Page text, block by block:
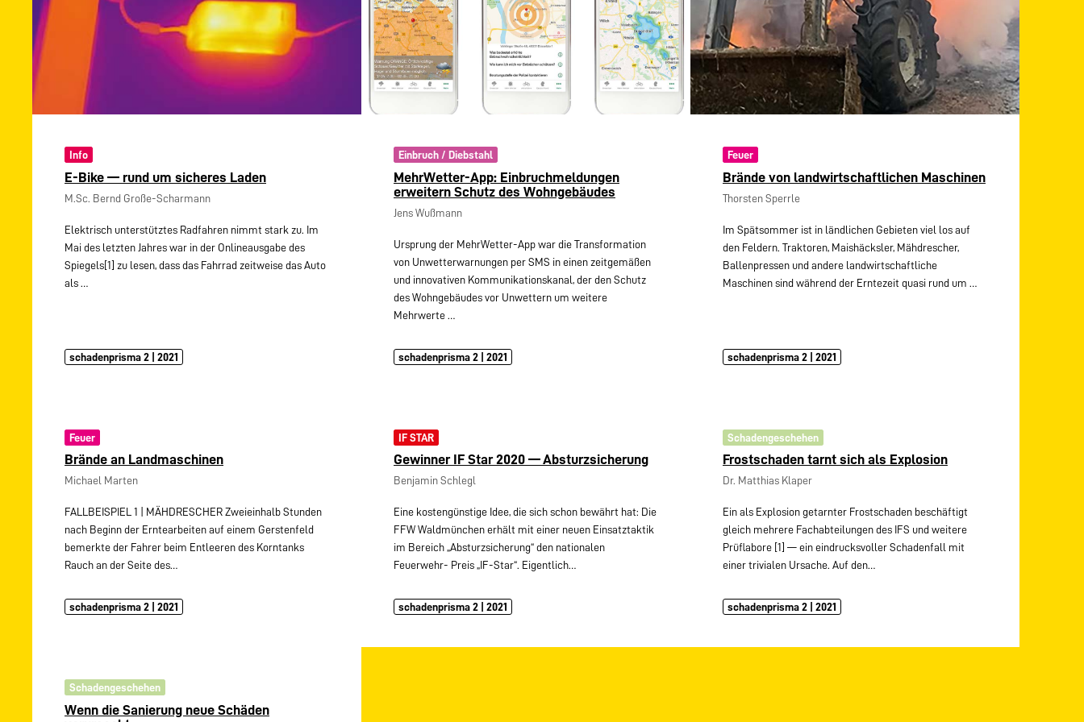
Info
E-Bike — rund um sicheres Laden
M.Sc. Bernd Große-Scharmann
Elektrisch unterstütztes Radfahren nimmt stark zu. Im
Mai des letzten Jahres war in der Onlineausgabe des
Spiegels[1] zu lesen, dass das Fahrrad zeitweise das Auto
als
schadenprisma 2 | 2021
Einbruch / Diebstahl
MehrWetter-App: Einbruchmeldungen
erweitern Schutz des Wohngebäudes
Jens Wußmann
Ursprung der MehrWetter-App war die Transformation
von Unwetterwarnungen per SMS in einen zeitgemäßen
und innovativen Kommunikationskanal, der den Schutz
des Wohngebäudes vor Unwettern um weitere
Mehrwerte
schadenprisma 2 | 2021
Feuer
Brände von landwirtschaftlichen Maschinen
Thorsten Sperrle
Im Spätsommer ist in ländlichen Gebieten viel los auf
den Feldern. Traktoren, Maishäcksler, Mähdrescher,
Ballenpressen und andere landwirtschaftliche
Maschinen sind während der Erntezeit quasi rund um
schadenprisma 2 | 2021
Feuer
Brände an Landmaschinen
Michael Marten
FALLBEISPIEL 1 | MÄHDRESCHER Zweieinhalb Stunden
nach Beginn der Erntearbeiten auf einem Gerstenfeld
bemerkte der Fahrer beim Entleeren des Korntanks
Rauch an der Seite des…
schadenprisma 2 | 2021
IF STAR
Gewinner IF Star 2020 — Absturzsicherung
Benjamin Schlegl
Eine kostengünstige Idee, die sich schon bewährt hat: Die
FFW Waldmünchen erhält mit einer neuen Einsatztaktik
im Bereich „Absturzsicherung“ den nationalen
Feuerwehr- Preis „IF-Star“. Eigentlich…
schadenprisma 2 | 2021
Schadengeschehen
Frostschaden tarnt sich als Explosion
Dr. Matthias Klaper
Ein als Explosion getarnter Frostschaden beschäftigt
gleich mehrere Fachabteilungen des IFS und weitere
Prüflabore [1] — ein eindrucksvoller Schadenfall mit
einer trivialen Ursache. Auf den…
schadenprisma 2 | 2021
Schadengeschehen
Wenn die Sanierung neue Schäden